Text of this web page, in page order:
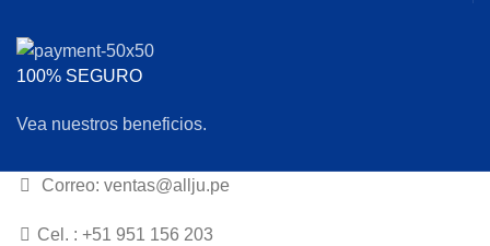
100% SEGURO
Vea nuestros beneficios.
Correo: ventas@allju.pe
Cel. : +51 951 156 203